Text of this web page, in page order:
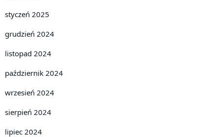
styczeń 2025
grudzień 2024
listopad 2024
październik 2024
wrzesień 2024
sierpień 2024
lipiec 2024